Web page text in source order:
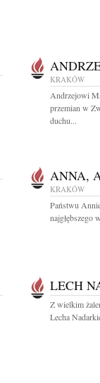
KRAKÓW
Andrzejowi
przemian w
duchu...
ANNA,
KRAKÓW
Państwu
najgłębszego
LECH
Z wielkim
Lecha